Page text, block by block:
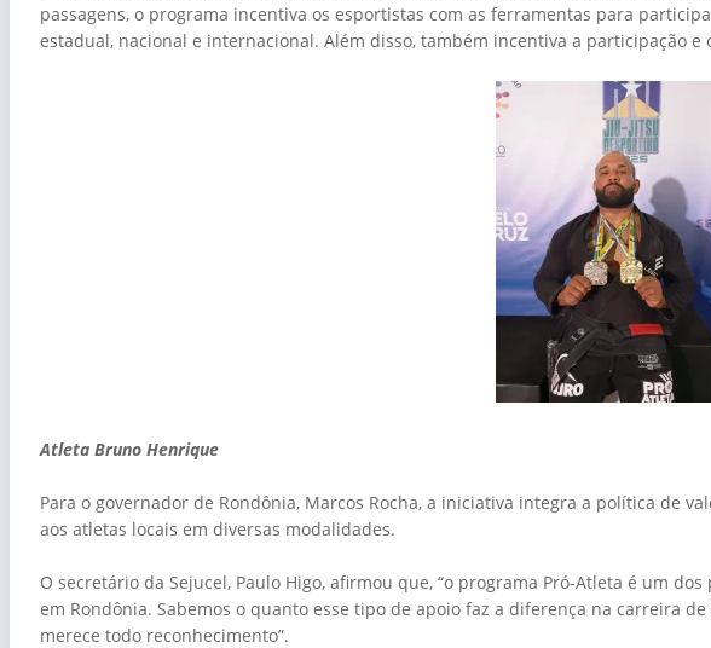
passagens, o programa incentiva os esportistas com as ferramentas para
estadual, nacional e internacional. Além disso, também incentiva a participação e
Atleta Bruno Henrique
Para o governador de Rondônia, Marcos Rocha, a iniciativa integra a política de
aos atletas locais em diversas modalidades.
O secretário da Sejucel, Paulo Higo, afirmou que, “o programa Pró-Atleta é um
em Rondônia. Sabemos o quanto esse tipo de apoio faz a diferença na carreira
merece todo reconhecimento”.